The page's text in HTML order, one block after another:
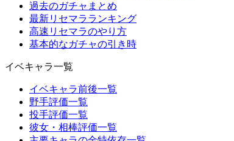
過去のガチャまとめ
最新リセマラランキング
高速リセマラのやり方
基本的なガチャの引き時
イベキャラ一覧
イベキャラ前後一覧
野手評価一覧
投手評価一覧
彼女・相棒評価一覧